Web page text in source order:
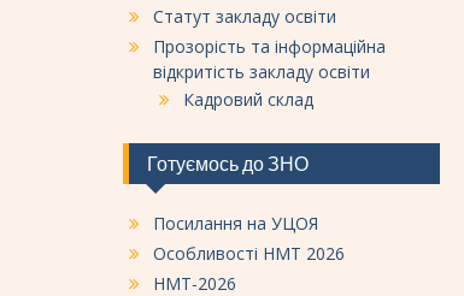
Статут закладу освіти
Прозорість та інформаційна
відкритість закладу освіти
Кадровий склад
Готуємось до ЗНО
Посилання на УЦОЯ
Особливості НМТ 2026
НМТ-2026